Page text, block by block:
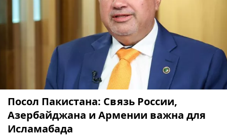
Посол Пакистана: Связь России,
Азербайджана и Армении важна для
Исламабада